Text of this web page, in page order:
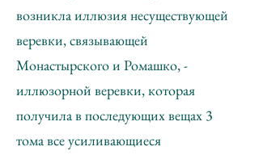
возникла иллюзия несуществующей
веревки, связывающей
Монастырского и Ромашко, -
иллюзорной веревки, которая
получила в последующих вещах 3
тома все усиливающиеся